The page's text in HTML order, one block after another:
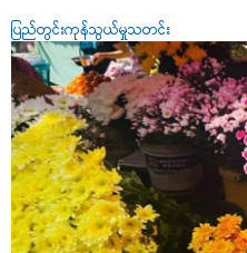
ပြည်တွင်းကုန်သွယ်မှုသတင်း